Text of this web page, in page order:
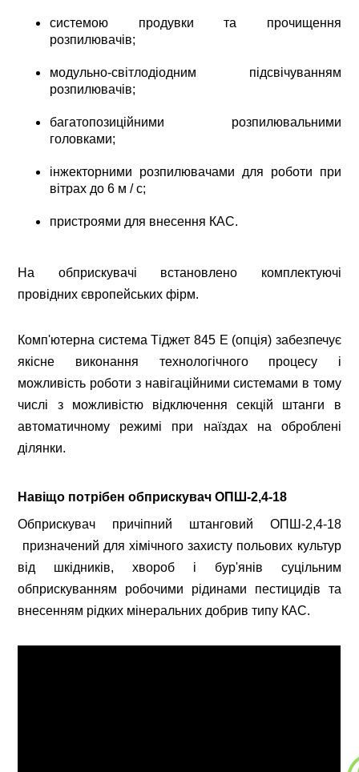
системою продувки та прочищення
розпилювачів;
модульно-світлодіодним підсвічуванням
розпилювачів;
багатопозиційними розпилювальними
головками;
інжекторними розпилювачами для роботи при
вітрах до 6 м / с;
пристроями для внесення КАС.
На обприскувачі встановлено комплектуючі
провідних європейських фірм.
Комп'ютерна система Тіджет 845 Е (опція) забезпечує
якісне виконання технологічного процесу і
можливість роботи з навігаційними системами в тому
числі з можливістю відключення секцій штанги в
автоматичному режимі при наїздах на оброблені
ділянки.
Навіщо потрібен обприскувач ОПШ-2,4-18
Обприскувач причіпний штанговий ОПШ-2,4-18
призначений для хімічного захисту польових культур
від шкідників, хвороб і бур'янів суцільним
обприскуванням робочими рідинами пестицидів та
внесенням рідких мінеральних добрив типу КАС.